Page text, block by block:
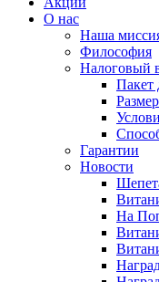
О нас
Наша
Философия
Налоговый
Пакет
Гарантии
Новости
На